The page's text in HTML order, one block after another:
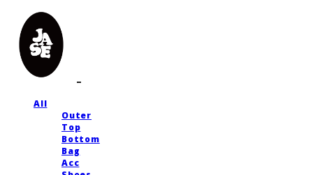
All
Outer
Top
Bottom
Bag
Acc